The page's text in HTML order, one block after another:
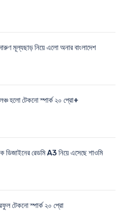
মূল্যছাড় নিয়ে এলো অনার বাংলাদেশ
লঞ্চ হলো টেকনো স্পার্ক ২০ প্রো+
ডিজাইনের রেডমি A3 নিয়ে এসেছে শাওমি
টেকনো স্পার্ক ২০ প্রো